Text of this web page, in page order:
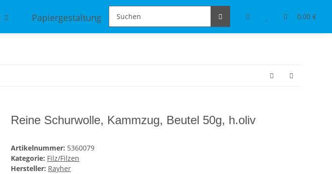
0,00 €
Papiergestaltung Schmuckdesign Tischdeko & Accessoires
Reine Schurwolle, Kammzug, Beutel 50g, h.oliv
Artikelnummer: 5360079
Kategorie: Filz/Filzen
Hersteller: Rayher